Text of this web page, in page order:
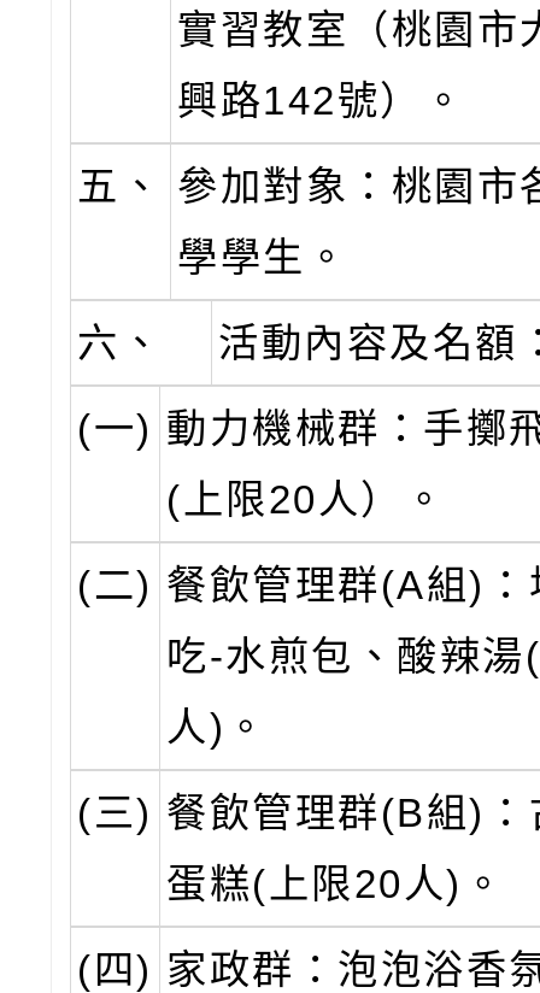
實習教室（桃園市
興路142號）。
五、
參加對象：桃園市
學學生。
六、
活動內容及名額
(一) 動力機械群：手擲
(上限20人）。
(二) 餐飲管理群(A組)：
吃-水煎包、酸辣湯
人)。
(三) 餐飲管理群(B組)：
蛋糕(上限20人)。
(四) 家政群：泡泡浴香